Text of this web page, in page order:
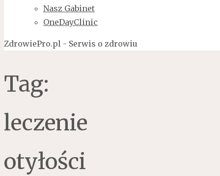
Nasz Gabinet
OneDayClinic
ZdrowiePro.pl - Serwis o zdrowiu
Tag:
leczenie
otyłości